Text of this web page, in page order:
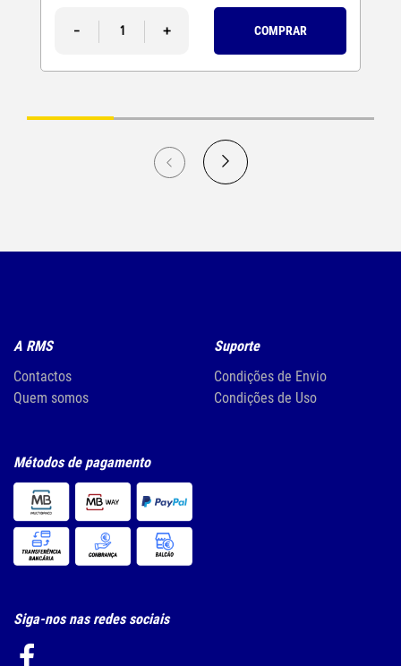
- + COMPRAR
A RMS
Contactos
Quem somos
Suporte
Condições de Envio
Condições de Uso
Métodos de pagamento
Siga-nos nas redes sociais